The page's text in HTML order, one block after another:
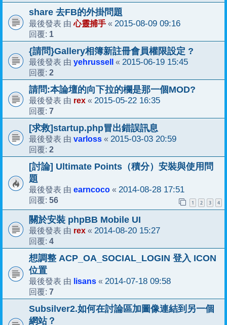
share 去FB的外掛問題
最後發表 由心靈捕手 « 2015-08-09 09:16
回覆: 1
{請問}Gallery相簿新註冊會員權限設定 ?
最後發表 由 yehrussell « 2015-06-19 15:45
回覆: 2
請問:本論壇的向下拉的欄是那一個MOD?
最後發表 由 rex « 2015-05-22 16:35
回覆: 7
[求救]startup.php冒出錯誤訊息
最後發表 由 varloss « 2015-03-03 20:59
回覆: 2
[討論] Ultimate Points（積分）安裝與使用問
題
最後發表 由 earncoco « 2014-08-28 17:51
回覆: 56 1 2 3 4
關於安裝 phpBB Mobile UI
最後發表 由 rex « 2014-08-20 15:27
回覆: 4
想調整 ACP_OA_SOCIAL_LOGIN 登入 ICON
位置
最後發表 由 lisans « 2014-07-18 09:58
回覆: 7
Subsilver2.如何在討論區加圖像連結到另一個
網站？